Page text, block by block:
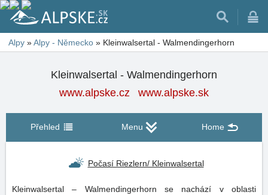
Alpy »Alpy - Německo » Kleinwalsertal - Walmendingerhorn
Kleinwalsertal - Walmendingerhorn
www.alpske.cz
www.alpske.sk
Přehled Menu Home
Počasí Riezlern/ Kleinwalsertal
Kleinwalsertal – Walmendingerhorn se nachází v oblasti